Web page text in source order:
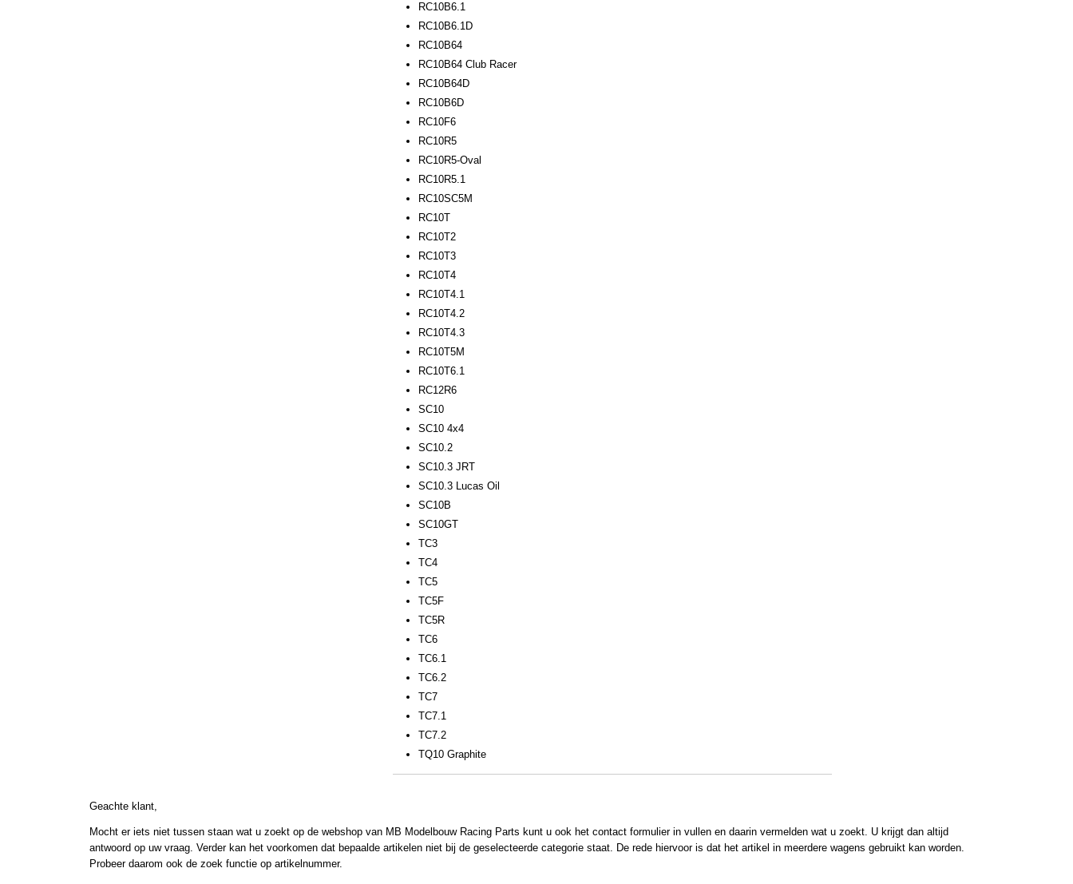
RC10B6.1
RC10B6.1D
RC10B64
RC10B64 Club Racer
RC10B64D
RC10B6D
RC10F6
RC10R5
RC10R5-Oval
RC10R5.1
RC10SC5M
RC10T
RC10T2
RC10T3
RC10T4
RC10T4.1
RC10T4.2
RC10T4.3
RC10T5M
RC10T6.1
RC12R6
SC10
SC10 4x4
SC10.2
SC10.3 JRT
SC10.3 Lucas Oil
SC10B
SC10GT
TC3
TC4
TC5
TC5F
TC5R
TC6
TC6.1
TC6.2
TC7
TC7.1
TC7.2
TQ10 Graphite
Geachte klant,
Mocht er iets niet tussen staan wat u zoekt op de webshop van MB Modelbouw Racing Parts kunt u ook het contact formulier in vullen en daarin vermelden wat u zoekt. U krijgt dan altijd
antwoord op uw vraag. Verder kan het voorkomen dat bepaalde artikelen niet bij de geselecteerde categorie staat. De rede hiervoor is dat het artikel in meerdere wagens gebruikt kan worden.
Probeer daarom ook de zoek functie op artikelnummer.